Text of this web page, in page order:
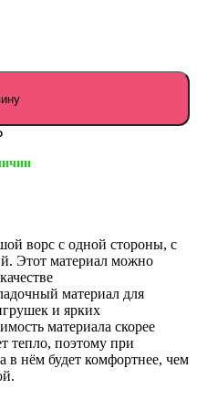
ворс с одной стороны, с
Этот материал можно
материал для
и ярких
материала скорее
тепло, поэтому при
в нём будет комфортнее, чем